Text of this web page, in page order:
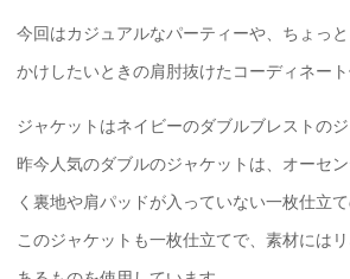
今回はカジュアルなパーティーや、ちょっ
かけしたいときの肩肘抜けたコーディネート
ジャケットはネイビーのダブルブレストのジ
昨今人気のダブルのジャケットは、オーセ
く裏地や肩パッドが入っていない一枚仕立て
このジャケットも一枚仕立てで、素材には